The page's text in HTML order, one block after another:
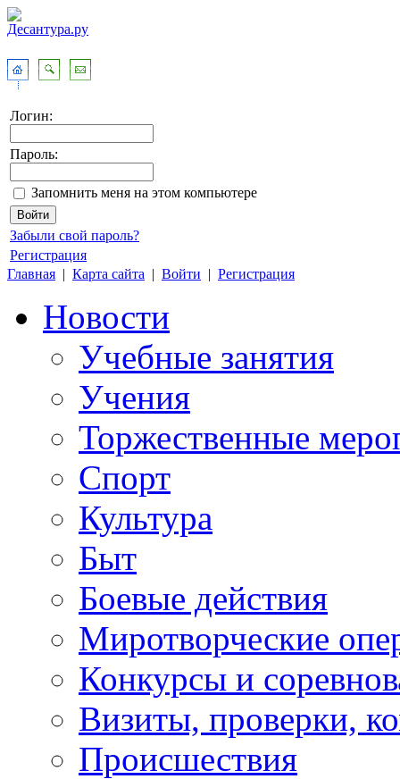
Логин:
Пароль:
Запомнить меня на этом компьютере
Забыли свой пароль?
Регистрация
Главная | Карта сайта | Войти | Регистрация
Новости
Учебные занятия
Учения
Торжественные
Спорт
Культура
Быт
Боевые действия
Миротворческие
Конкурсы и
Визиты, проверки,
Происшествия